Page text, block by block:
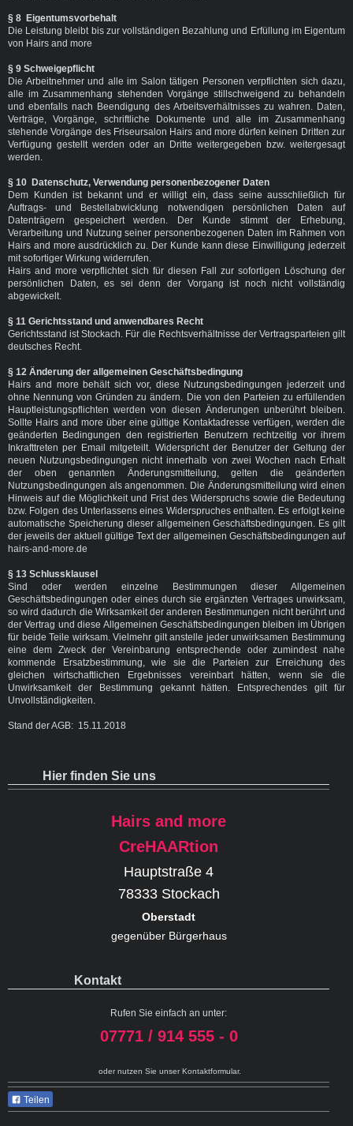
§ 8 Eigentumsvorbehalt
Die Leistung bleibt bis zur vollständigen Bezahlung und Erfüllung im Eigentum
von Hairs and more
§ 9 Schweigepflicht
Die Arbeitnehmer und alle im Salon tätigen Personen verpflichten sich dazu,
alle im Zusammenhang stehenden Vorgänge stillschweigend zu behandeln
und ebenfalls nach Beendigung des Arbeitsverhältnisses zu wahren. Daten,
Verträge, Vorgänge, schriftliche Dokumente und alle im Zusammenhang
stehende Vorgänge des Friseursalon Hairs and more dürfen keinen Dritten zur
Verfügung gestellt werden oder an Dritte weitergegeben bzw. weitergesagt
werden.
§ 10 Datenschutz, Verwendung personenbezogener Daten
Dem Kunden ist bekannt und er willigt ein, dass seine ausschließlich für
Auftrags- und Bestellabwicklung notwendigen persönlichen Daten auf
Datenträgern gespeichert werden. Der Kunde stimmt der Erhebung,
Verarbeitung und Nutzung seiner personenbezogenen Daten im Rahmen von
Hairs and more ausdrücklich zu. Der Kunde kann diese Einwilligung jederzeit
mit sofortiger Wirkung widerrufen.
Hairs and more verpflichtet sich für diesen Fall zur sofortigen Löschung der
persönlichen Daten, es sei denn der Vorgang ist noch nicht vollständig
abgewickelt.
§ 11 Gerichtsstand und anwendbares Recht
Gerichtsstand ist Stockach. Für die Rechtsverhältnisse der Vertragsparteien gilt
deutsches Recht.
§ 12 Änderung der allgemeinen Geschäftsbedingung
Hairs and more behält sich vor, diese Nutzungsbedingungen jederzeit und
ohne Nennung von Gründen zu ändern. Die von den Parteien zu erfüllenden
Hauptleistungspflichten werden von diesen Änderungen unberührt bleiben.
Sollte Hairs and more über eine gültige Kontaktadresse verfügen, werden die
geänderten Bedingungen den registrierten Benutzern rechtzeitig vor ihrem
Inkrafttreten per Email mitgeteilt. Widerspricht der Benutzer der Geltung der
neuen Nutzungsbedingungen nicht innerhalb von zwei Wochen nach Erhalt
der oben genannten Änderungsmitteilung, gelten die geänderten
Nutzungsbedingungen als angenommen. Die Änderungsmitteilung wird einen
Hinweis auf die Möglichkeit und Frist des Widerspruchs sowie die Bedeutung
bzw. Folgen des Unterlassens eines Widerspruches enthalten. Es erfolgt keine
automatische Speicherung dieser allgemeinen Geschäftsbedingungen. Es gilt
der jeweils der aktuell gültige Text der allgemeinen Geschäftsbedingungen auf
hairs-and-more.de
§ 13 Schlussklausel
Sind oder werden einzelne Bestimmungen dieser Allgemeinen
Geschäftsbedingungen oder eines durch sie ergänzten Vertrages unwirksam,
so wird dadurch die Wirksamkeit der anderen Bestimmungen nicht berührt und
der Vertrag und diese Allgemeinen Geschäftsbedingungen bleiben im Übrigen
für beide Teile wirksam. Vielmehr gilt anstelle jeder unwirksamen Bestimmung
eine dem Zweck der Vereinbarung entsprechende oder zumindest nahe
kommende Ersatzbestimmung, wie sie die Parteien zur Erreichung des
gleichen wirtschaftlichen Ergebnisses vereinbart hätten, wenn sie die
Unwirksamkeit der Bestimmung gekannt hätten. Entsprechendes gilt für
Unvollständigkeiten.
Stand der AGB: 15.11.2018
Hier finden Sie uns
Hairs and more
CreHAARtion
Hauptstraße 4
78333 Stockach
Oberstadt
gegenüber Bürgerhaus
Kontakt
Rufen Sie einfach an unter:
07771 / 914 555 - 0
oder nutzen Sie unser Kontaktformular.
Teilen